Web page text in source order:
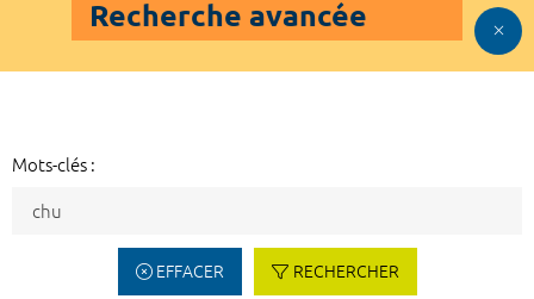
Recherche avancée
Mots-clés :
EFFACER RECHERCHER